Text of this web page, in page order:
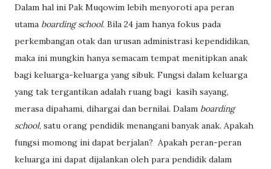
Dalam hal ini Pak Muqowim lebih menyoroti apa peran
utama boarding school. Bila 24 jam hanya fokus pada
perkembangan otak dan urusan administrasi kependidikan,
maka ini mungkin hanya semacam tempat menitipkan anak
bagi keluarga-keluarga yang sibuk. Fungsi dalam keluarga
yang tak tergantikan adalah ruang bagi kasih sayang,
merasa dipahami, dihargai dan bernilai. Dalam boarding
school, satu orang pendidik menangani banyak anak. Apakah
fungsi momong ini dapat berjalan? Apakah peran-peran
keluarga ini dapat dijalankan oleh para pendidik dalam